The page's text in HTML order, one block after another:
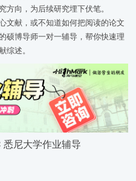
向，为后续研究埋下伏笔。
献，或不知道如何把阅读的论文
硕博导师一对一辅导，帮你快速理
综述。
悉尼大学作业辅导